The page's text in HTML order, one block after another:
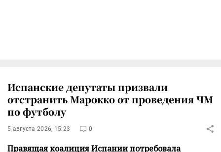
Испанские депутаты призвали
отстранить Марокко от проведения ЧМ
по футболу
5 августа 2026, 15:23 0
Правящая коалиция Испании потребовала